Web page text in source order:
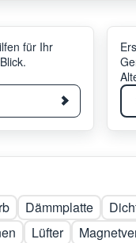
für Ihr
Dämmplatte
Lüfter